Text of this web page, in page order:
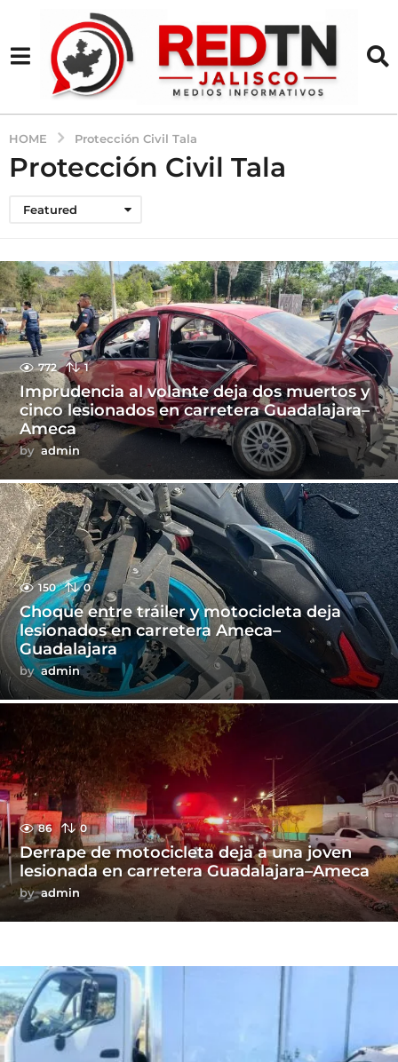
HOME Protección Civil Tala
Protección Civil Tala
Featured
772 1
Imprudencia al volante deja dos muertos y
cinco lesionados en carretera Guadalajara–
Ameca
by admin
150 0
Choque entre tráiler y motocicleta deja
lesionados en carretera Ameca–
Guadalajara
by admin
86 0
Derrape de motocicleta deja a una joven
lesionada en carretera Guadalajara–Ameca
by admin